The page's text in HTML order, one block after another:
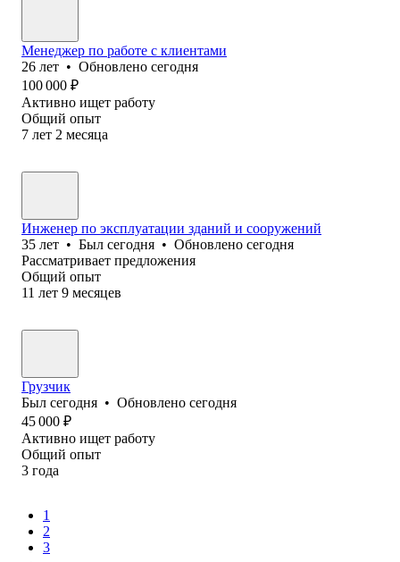
Менеджер по работе с клиентами
26 лет • Обновлено сегодня
100 000 ₽
Активно ищет работу
Общий опыт
7 лет 2 месяца
Инженер по эксплуатации зданий и сооружений
35 лет • Был сегодня • Обновлено сегодня
Рассматривает предложения
Общий опыт
11 лет 9 месяцев
Грузчик
Был сегодня • Обновлено сегодня
45 000 ₽
Активно ищет работу
Общий опыт
3 года
1
2
3